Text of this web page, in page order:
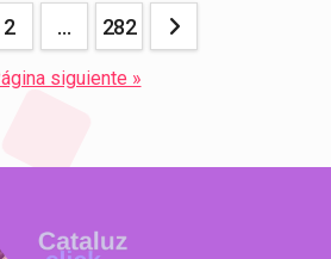
2 … 282
siguiente »